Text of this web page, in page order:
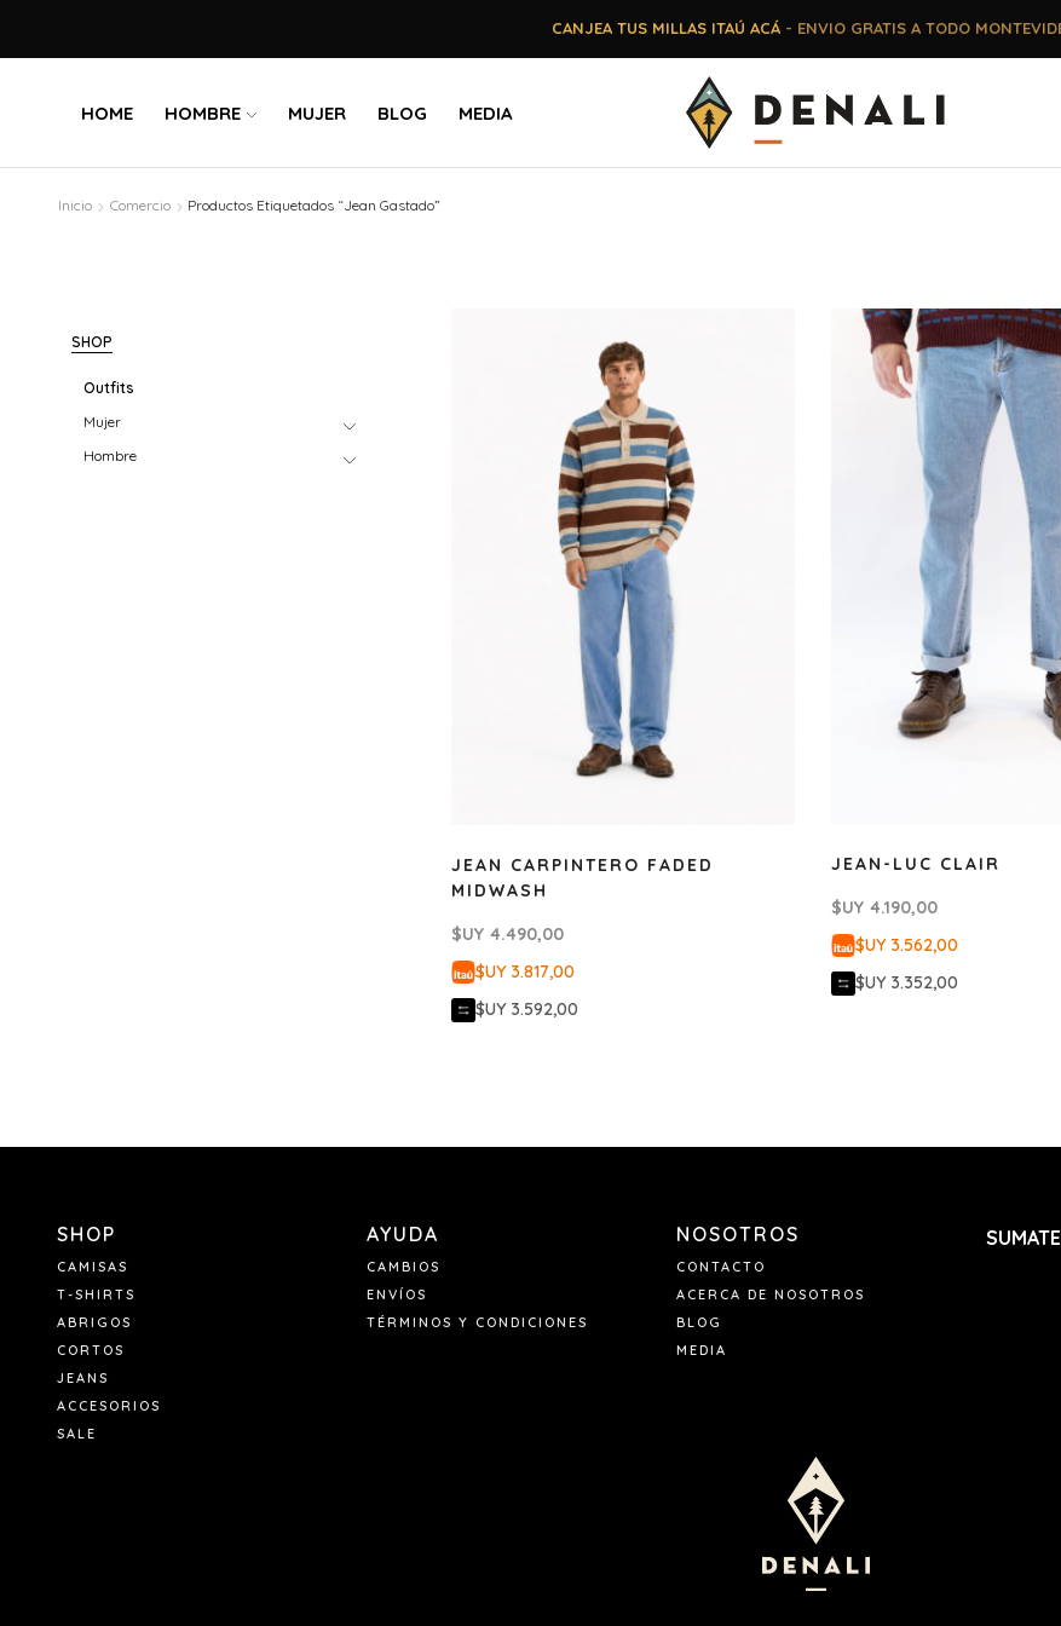
CANJEA TUS MILLAS ITAÚ ACÁ- ENVIO GRATIS A TODO
HOME HOMBRE MUJER BLOG MEDIA
Inicio Comercio Productos Etiquetados “Jean Gastado”
JEAN CARPINTERO FADED
MIDWASH
$UY 4.490,00
$UY 3.817,00
$UY 3.592,00
JEAN-LUC CLAIR
$UY 4.190,00
$UY 3.562,00
$UY 3.352,00
SHOP
Outfits
Mujer
Hombre
SHOP
CAMISAS
T-SHIRTS
ABRIGOS
CORTOS
JEANS
ACCESORIOS
SALE
AYUDA
CAMBIOS
ENVÍOS
TÉRMINOS Y CONDICIONES
NOSOTROS
CONTACTO
ACERCA DE NOSOTROS
BLOG
MEDIA